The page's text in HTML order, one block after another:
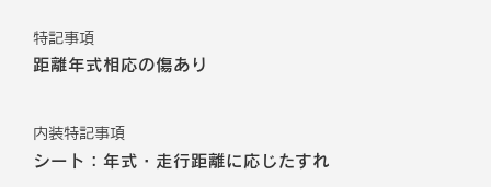
特記事項
距離年式相応の傷あり
内装特記事項
シート：年式・走行距離に応じたすれ